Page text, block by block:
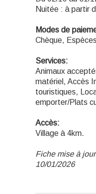
Nuitée : à partir
Modes de
Chèque,
Services:
Animaux
matériel, Accès
touristiques,
emporter/Plats
Accès:
Village à 4km.
Fiche mise à
10/01/2026